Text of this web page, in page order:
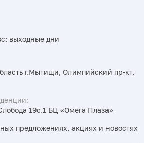
выходные дни
г.Мытищи, Олимпийский пр-кт,
19с.1 БЦ «Омега Плаза»
предложениях, акциях и новостях